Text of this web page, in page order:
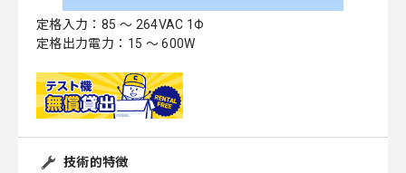
定格入力：85 ～ 264VAC 1Φ
定格出力電力：15 ～ 600W
技術的特徴